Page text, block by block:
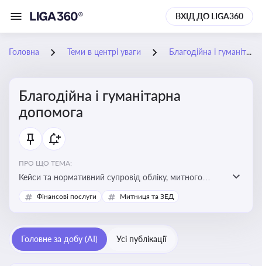
ВХІД ДО LIGA360
Головна Теми в центрі уваги Благодійна і гуманітарна допомога
Благодійна і гуманітарна
допомога
ПРО ЩО ТЕМА:
Кейси та нормативний супровід обліку, митного
оформлення, контролю та утилізації гуманітарної або
благодійної допомоги
Фінансові послуги Митниця та ЗЕД
Головне за добу (AI) Усі публікації